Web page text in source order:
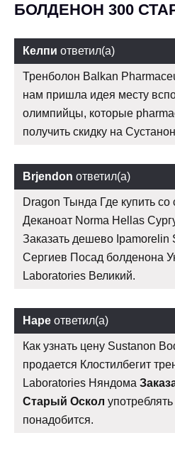
БОЛДЕНОН 300
Келпи ответил(а)
Тренболон Balkan
нам пришла идея месту
олимпийцы, которые
получить скидку на
Brjendon ответил(а)
Dragon Тында Где купить
Деканоат Norma Hellas
Заказать дешево Ipamorelin
Сергиев Посад болденона
Laboratories Великий.
Наре ответил(а)
Как узнать цену Sustanon
продается Клостилбегит
Laboratories Няндома
Старый Оскол
понадобится.